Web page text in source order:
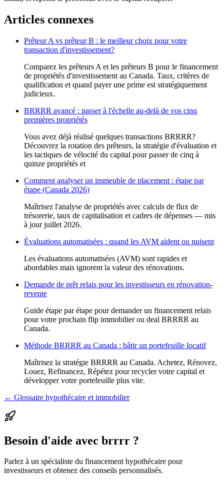
Articles connexes
Prêteur A vs prêteur B : le meilleur choix pour votre
transaction d'investissement?
Comparez les prêteurs A et les prêteurs B pour le financement
de propriétés d'investissement au Canada. Taux, critères de
qualification et quand payer une prime est stratégiquement
judicieux.
BRRRR avancé : passer à l'échelle au-delà de vos cinq
premières propriétés
Vous avez déjà réalisé quelques transactions BRRRR?
Découvrez la rotation des prêteurs, la stratégie d'évaluation et
les tactiques de vélocité du capital pour passer de cinq à
quinze propriétés et
Comment analyser un immeuble de placement : étape par
étape (Canada 2026)
Maîtrisez l'analyse de propriétés avec calculs de flux de
trésorerie, taux de capitalisation et cadres de dépenses — mis
à jour juillet 2026.
Évaluations automatisées : quand les AVM aident ou nuisent
Les évaluations automatisées (AVM) sont rapides et
abordables mais ignorent la valeur des rénovations.
Demande de prêt relais pour les investisseurs en rénovation-
revente
Guide étape par étape pour demander un financement relais
pour votre prochain flip immobilier ou deal BRRRR au
Canada.
Méthode BRRRR au Canada : bâtir un portefeuille locatif
Maîtrisez la stratégie BRRRR au Canada. Achetez, Rénovez,
Louez, Refinancez, Répétez pour recycler votre capital et
développer votre portefeuille plus vite.
← Glossaire hypothécaire et immobilier
Besoin d'aide avec brrrr ?
Parlez à un spécialiste du financement hypothécaire pour
investisseurs et obtenez des conseils personnalisés.